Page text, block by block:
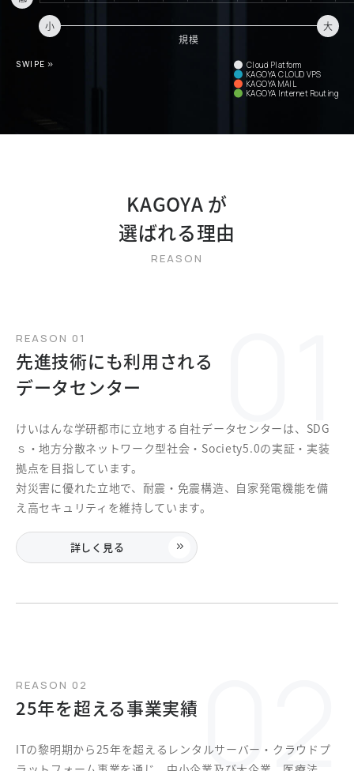
SWIPE
Cloud Platform
KAGOYA CLOUD VPS
KAGOYA MAIL
KAGOYA Internet Routing
規模
KAGOYA が
選ばれる理由
REASON 01
先進技術にも利用される
データセンター
けいはんな学研都市に立地する自社データセンターは、SDG
ｓ・地方分散ネットワーク型社会・Society5.0の実証・実装
拠点を目指しています。
対災害に優れた立地で、耐震・免震構造、自家発電機能を備
え高セキュリティを維持しています。
詳しく見る
REASON 02
25年を超える事業実績
ITの黎明期から25年を超えるレンタルサーバー・クラウドプ